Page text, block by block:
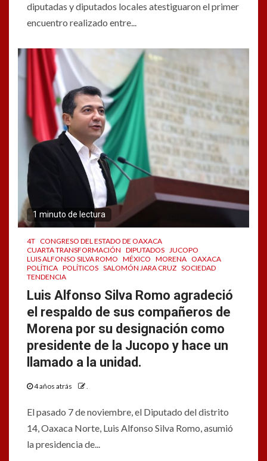
diputadas y diputados locales atestiguaron el primer
encuentro realizado entre...
1 minuto de lectura
4T CONGRESO DEL ESTADO DE OAXACA
CUARTA TRANSFORMACIÓN DIPUTADOS JUCOPO
LUIS ALFONSO SILVA ROMO MÉXICO MORENA OAXACA
POLÍTICA POLÍTICOS SALOMÓN JARA CRUZ SOCIEDAD
TENDENCIA
Luis Alfonso Silva Romo agradeció
el respaldo de sus compañeros de
Morena por su designación como
presidente de la Jucopo y hace un
llamado a la unidad.
4 años atrás .
El pasado 7 de noviembre, el Diputado del distrito
14, Oaxaca Norte, Luis Alfonso Silva Romo, asumió
la presidencia de...